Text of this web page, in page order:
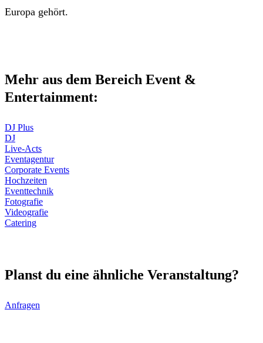
Europa gehört.
Mehr aus dem Bereich Event &
Entertainment:
DJ Plus
DJ
Live-Acts
Eventagentur
Corporate Events
Hochzeiten
Eventtechnik
Fotografie
Videografie
Catering
Planst du eine ähnliche Veranstaltung?
Anfragen